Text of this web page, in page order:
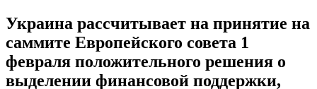
Украина рассчитывает на принятие на
саммите Европейского совета 1
февраля положительного решения о
выделении финансовой поддержки,